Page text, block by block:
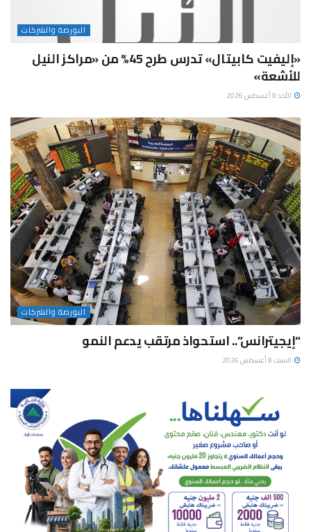
البورصة والشركات
«إليفيت كابيتال» تدرس طرح 45% من «مراكز النيل
للأشعة»
الأحد 9 أغسطس 2026
البورصة والشركات
“إيجيترانس”.. استحواذ مرتقب يدعم النمو
السبت 8 أغسطس 2026